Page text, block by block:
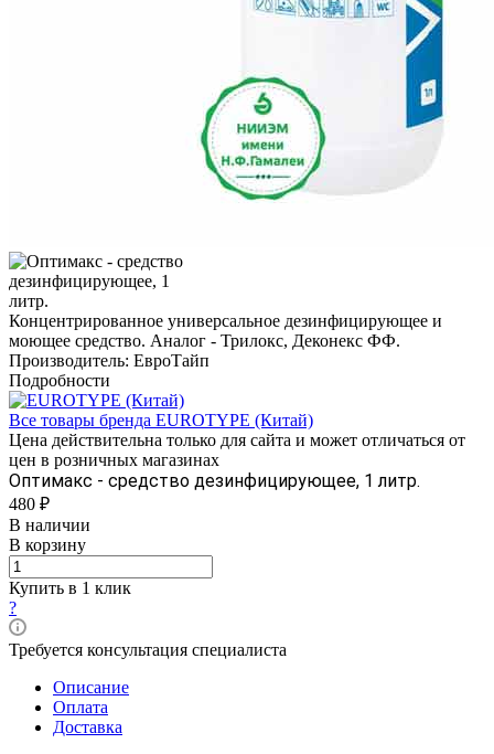
Концентрированное универсальное дезинфицирующее и
моющее средство. Аналог - Трилокс, Деконекс ФФ.
Производитель: ЕвроТайп
Подробности
Все товары бренда EUROTYPE (Китай)
Цена действительна только для сайта и может отличаться от
цен в розничных магазинах
Оптимакс - средство дезинфицирующее, 1 литр.
480 ₽
В наличии
В корзину
Купить в 1 клик
?
Требуется консультация специалиста
Описание
Оплата
Доставка